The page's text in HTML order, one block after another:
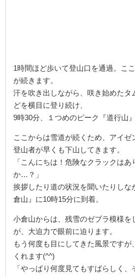
1時間ほど歩いて登山口を通過。こ
が続きます。
汗を吹き出しながら、咲き始めたタ
どを横目に登り続け、
9時30分、１つめのピーク『道行山
ここからは雪道が続くため、アイゼ
登山者が早くも下山してきます。
「こんにちは！危険なクラックはあ
か…？」
挨拶したり道の状況を聞いたりしな
倉山』に10時15分に到着。
小倉山からは、残雪のゼブラ模様を
が、大迫力で眼前に迫ります。
もう何度も目にしてきた風景ですが
くれます(^^)
「やっぱり何度見てもすばらしく